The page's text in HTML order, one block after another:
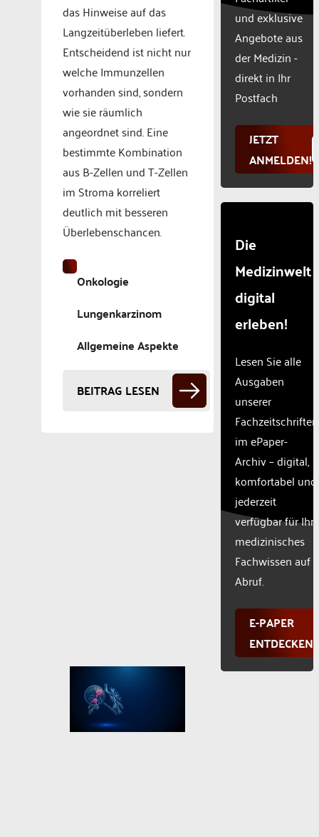
das Hinweise auf das
Langzeitüberleben liefert.
Entscheidend ist nicht nur
welche Immunzellen
vorhanden sind, sondern
wie sie räumlich
angeordnet sind. Eine
bestimmte Kombination
aus B-Zellen und T-Zellen
im Stroma korreliert
deutlich mit besseren
Überlebenschancen.
Onkologie
Lungenkarzinom
Allgemeine Aspekte
BEITRAG LESEN
used.
Powered
Consent
und exklusive
Angebote aus
der Medizin -
direkt in Ihr
Postfach
JETZT
ANMELDEN!
Die
Medizinwelt
digital
erleben!
Lesen Sie alle
Ausgaben
unserer
Fachzeitschriften
im ePaper-
Archiv – digital,
komfortabel und
jederzeit
verfügbar für Ihr
medizinisches
Fachwissen auf
Abruf.
E-PAPER
ENTDECKEN